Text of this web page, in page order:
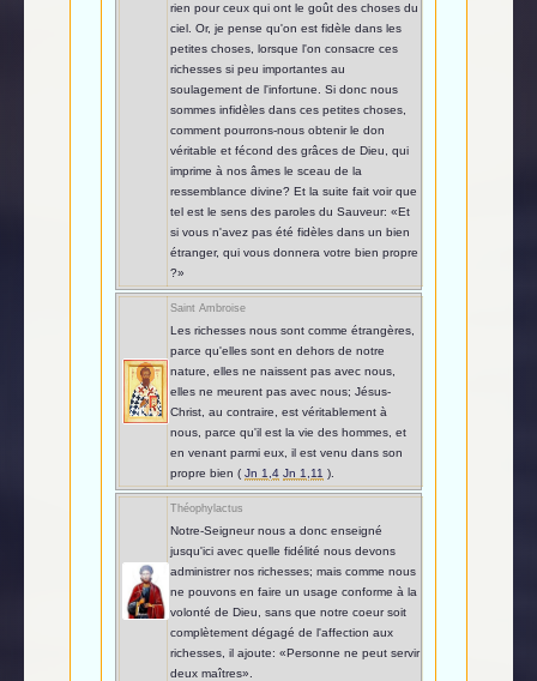
rien pour ceux qui ont le goût des choses du
ciel. Or, je pense qu'on est fidèle dans les
petites choses, lorsque l'on consacre ces
richesses si peu importantes au
soulagement de l'infortune. Si donc nous
sommes infidèles dans ces petites choses,
comment pourrons-nous obtenir le don
véritable et fécond des grâces de Dieu, qui
imprime à nos âmes le sceau de la
ressemblance divine? Et la suite fait voir que
tel est le sens des paroles du Sauveur: «Et
si vous n'avez pas été fidèles dans un bien
étranger, qui vous donnera votre bien propre
?»
Saint Ambroise
Les richesses nous sont comme étrangères,
parce qu'elles sont en dehors de notre
nature, elles ne naissent pas avec nous,
elles ne meurent pas avec nous; Jésus-
Christ, au contraire, est véritablement à
nous, parce qu'il est la vie des hommes, et
en venant parmi eux, il est venu dans son
propre bien ( Jn 1,4 Jn 1,11 ).
Théophylactus
Notre-Seigneur nous a donc enseigné
jusqu'ici avec quelle fidélité nous devons
administrer nos richesses; mais comme nous
ne pouvons en faire un usage conforme à la
volonté de Dieu, sans que notre coeur soit
complètement dégagé de l'affection aux
richesses, il ajoute: «Personne ne peut servir
deux maîtres».